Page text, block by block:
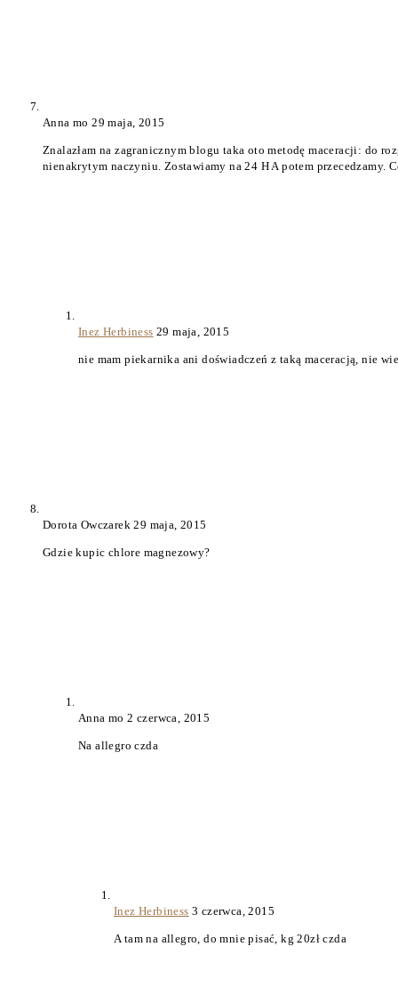
Anna mo29 maja, 2015
Znalazłam na zagranicznym blogu taka oto metodę maceracji: do
nienakrytym naczyniu. Zostawiamy na 24 H A potem przecedzamy.
Inez Herbiness 29 maja, 2015
nie mam piekarnika ani doświadczeń z taką maceracją, nie
Dorota Owczarek29 maja, 2015
Gdzie kupic chlore magnezowy?
Anna mo2 czerwca, 2015
Na allegro czda
Inez Herbiness 3 czerwca, 2015
A tam na allegro, do mnie pisać, kg 20zł czda